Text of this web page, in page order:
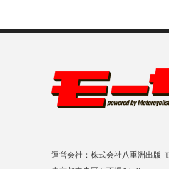
運営会社：株式会社八重洲出版